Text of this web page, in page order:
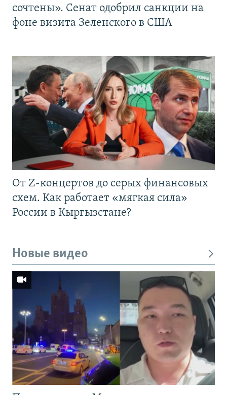
сочтены». Сенат одобрил санкции на
фоне визита Зеленского в США
От Z-концертов до серых финансовых
схем. Как работает «мягкая сила»
России в Кыргызстане?
Новые видео